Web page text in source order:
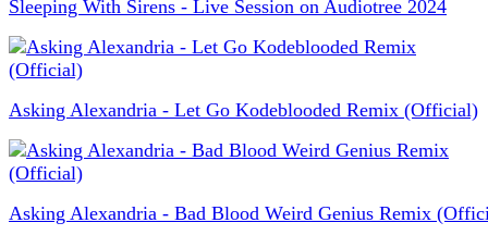
Sleeping With Sirens - Live Session on Audiotree 2024
Asking Alexandria - Let Go Kodeblooded Remix (Official)
Asking Alexandria - Bad Blood Weird Genius Remix